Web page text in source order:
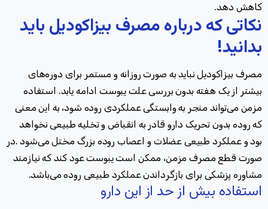
کاهش دهد.
نکاتی که درباره مصرف بیزاکودیل باید
بدانید!
مصرف بیزاکودیل نباید به صورت روزانه و مستمر برای دوره‌های
بیشتر از یک هفته بدون بررسی علت یبوست ادامه یابد. استفاده
مزمن می‌تواند منجر به وابستگی عملکردی روده شود، به این معنی
که روده بدون تحریک دارو قادر به انقباض و تخلیه طبیعی نخواهد
بود و عملکرد طبیعی عضلات و اعصاب روده بزرگ مختل می‌شود .در
صورت قطع مصرف مزمن، ممکن است یبوست عود کند که نیازمند
مشاوره پزشکی برای بازگرداندن عملکرد طبیعی روده می‌باشد.
استفاده بیش از حد از این دارو